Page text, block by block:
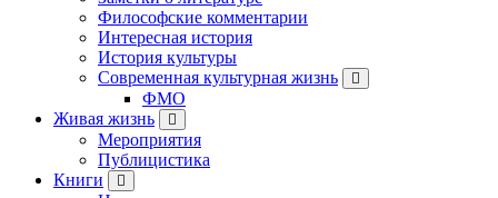
Философские комментарии
Интересная история
История культуры
Современная культурная жизнь
ФМО
Живая жизнь
Мероприятия
Публицистика
Книги